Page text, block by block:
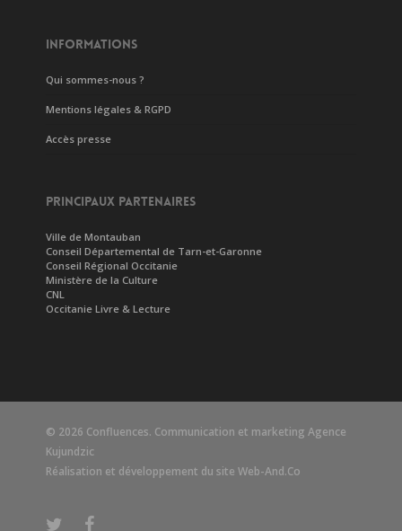
INFORMATIONS
Qui sommes-nous ?
Mentions légales & RGPD
Accès presse
PRINCIPAUX PARTENAIRES
Ville de Montauban
Conseil Départemental de Tarn-et-Garonne
Conseil Régional Occitanie
Ministère de la Culture
CNL
Occitanie Livre & Lecture
© 2026 Confluences. Communication et marketing Agence
Kujundzic
Réalisation et développement du site Web-And.Co